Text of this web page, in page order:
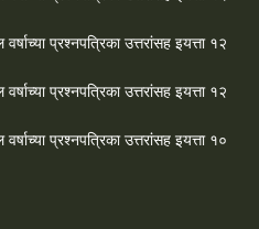
प्रश्‍नपत्रिका उत्तरांसह इयत्ता १२
प्रश्‍नपत्रिका उत्तरांसह इयत्ता १२
प्रश्‍नपत्रिका उत्तरांसह इयत्ता १०